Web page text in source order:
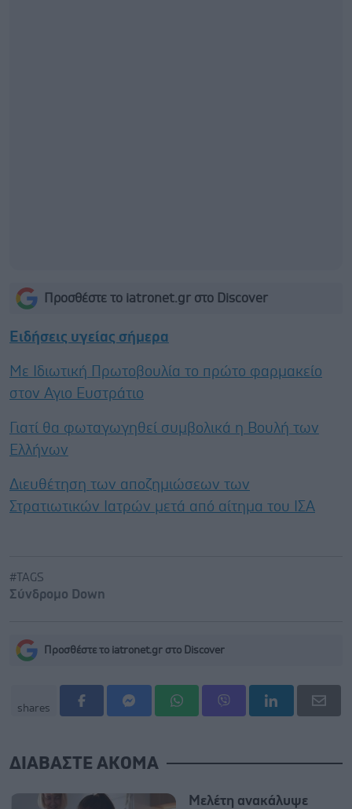
Προσθέστε το iatronet.gr στο Discover
Ειδήσεις υγείας σήμερα
Με Ιδιωτική Πρωτοβουλία το πρώτο φαρμακείο
στον Αγιο Ευστράτιο
Γιατί θα φωταγωγηθεί συμβολικά η Βουλή των
Ελλήνων
Διευθέτηση των αποζημιώσεων των
Στρατιωτικών Ιατρών μετά από αίτημα του ΙΣΑ
#TAGS
Σύνδρομο Down
Προσθέστε το iatronet.gr στο Discover
shares
ΔΙΑΒΑΣΤΕ ΑΚΟΜΑ
Mελέτη ανακάλυψε